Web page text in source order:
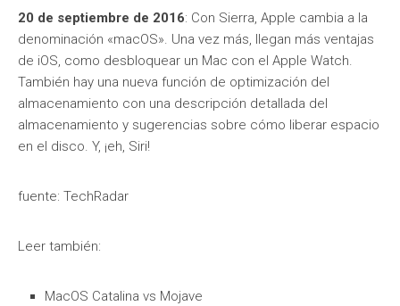
20 de septiembre de 2016: Con Sierra, Apple cambia a la
denominación «macOS». Una vez más, llegan más ventajas
de iOS, como desbloquear un Mac con el Apple Watch.
También hay una nueva función de optimización del
almacenamiento con una descripción detallada del
almacenamiento y sugerencias sobre cómo liberar espacio
en el disco. Y, ¡eh, Siri!
fuente: TechRadar
Leer también:
MacOS Catalina vs Mojave